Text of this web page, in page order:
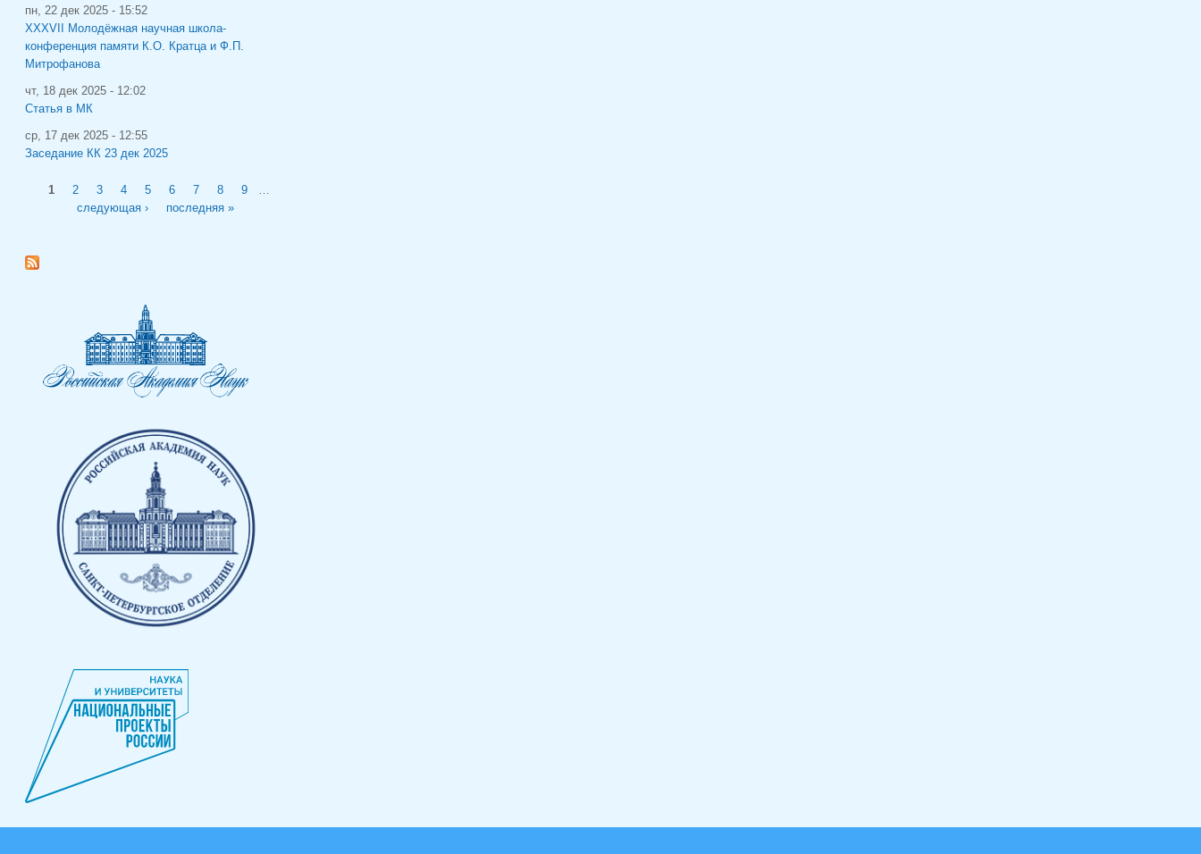
пн, 22 дек 2025 - 15:52
XXXVII Молодёжная научная школа-
конференция памяти К.О. Кратца и Ф.П.
Митрофанова
чт, 18 дек 2025 - 12:02
Статья в МК
ср, 17 дек 2025 - 12:55
Заседание КК 23 дек 2025
Страницы
1 2 3 4 5 6 7 8 9
следующая ›
последняя »